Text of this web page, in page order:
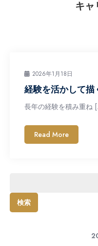
キャ
2026年1月18日
経験を活かして描
長年の経験を積み重ね
Read More
索: